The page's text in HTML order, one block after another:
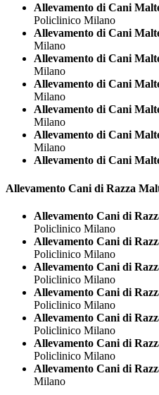
Allevamento di Cani
Policlinico Milano
Allevamento di Cani
Milano
Allevamento di Cani
Milano
Allevamento di Cani
Milano
Allevamento di Cani
Milano
Allevamento di Cani
Milano
Allevamento di Cani
Allevamento Cani di Razza
Allevamento Cani di
Policlinico Milano
Allevamento Cani di
Policlinico Milano
Allevamento Cani di
Policlinico Milano
Allevamento Cani di
Policlinico Milano
Allevamento Cani di
Policlinico Milano
Allevamento Cani di
Policlinico Milano
Allevamento Cani di
Milano